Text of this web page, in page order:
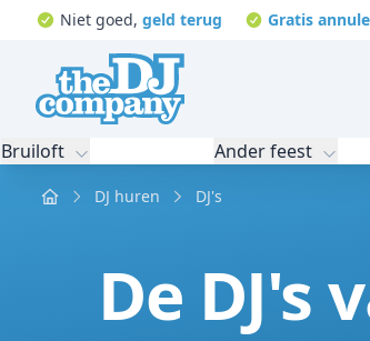
Niet goed, geld terug Gratis
Bruiloft Ander feest
Home DJ huren DJ's
De DJ's